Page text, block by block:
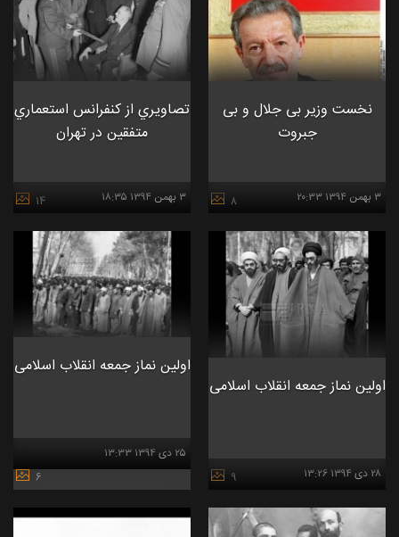
نخست وزیر بی جلال و بی
جبروت
۳ بهمن ۱۳۹۴ ۲۰:۳۳ ۸
تصاويري از كنفرانس استعماري
متفقين در تهران
۳ بهمن ۱۳۹۴ ۱۸:۳۵ ۱۴
اولین نماز جمعه انقلاب اسلامی
۲۸ دی ۱۳۹۴ ۱۳:۲۶ ۹
اولین نماز جمعه انقلاب اسلامی
۲۵ دی ۱۳۹۴ ۱۳:۳۳
۶